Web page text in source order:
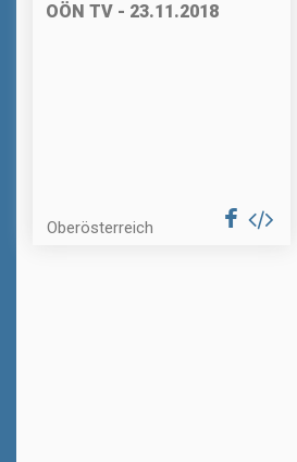
OÖN TV - 23.11.2018
Oberösterreich